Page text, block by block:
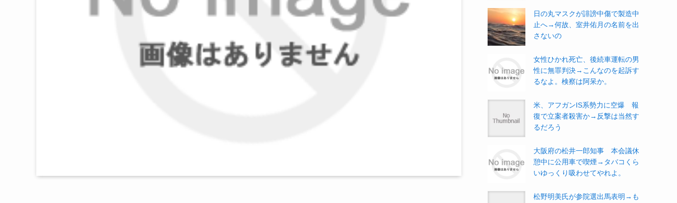
日の丸マスクが誹謗中傷で製造中
止へ→何故、室井佑月の名前を出
さないの
女性ひかれ死亡、後続車運転の男
性に無罪判決→こんなのを起訴す
るなよ。検察は阿呆か。
米、アフガンIS系勢力に空爆 報
復で立案者殺害か→反撃は当然す
るだろう
大阪府の松井一郎知事 本会議休
憩中に公用車で喫煙→タバコくら
いゆっくり吸わせてやれよ。
松野明美氏が参院選出馬表明→も